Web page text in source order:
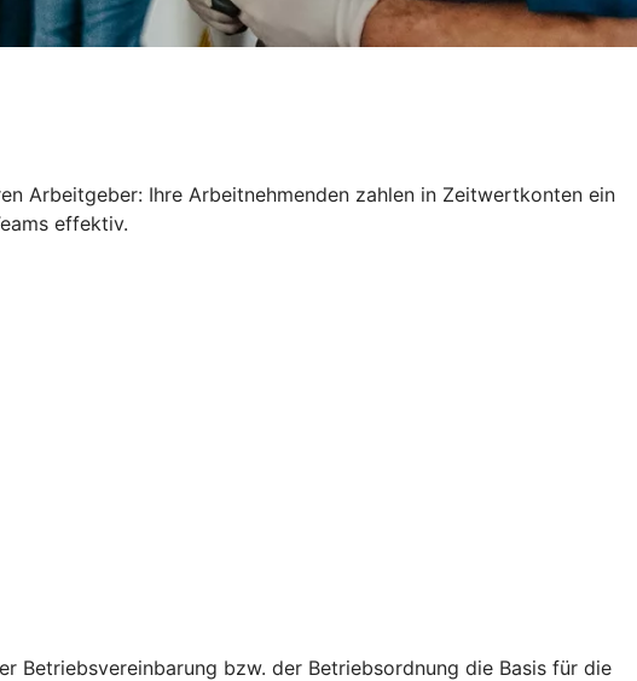
Arbeitgeber: Ihre Arbeitnehmenden zahlen in Zeitwertkonten ein
effektiv.
Betriebsvereinbarung bzw. der Betriebsordnung die Basis für die